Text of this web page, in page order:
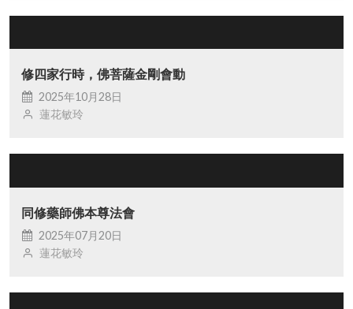
修四家行時，佛菩薩金剛會動
2025年10月28日
蓮花敏玲
同修藥師佛本尊法會
2025年07月20日
蓮花敏玲